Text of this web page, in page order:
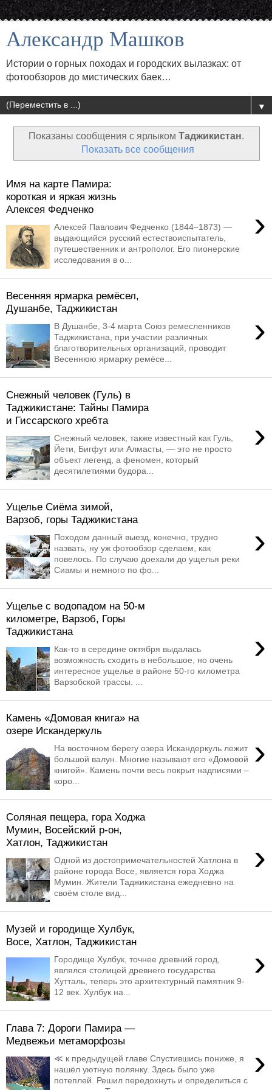
Александр Машков
Истории о горных походах и городских вылазках: от
фотообзоров до мистических баек…
▼
Показаны сообщения с ярлыком Таджикистан.
Показать все сообщения
Имя на карте Памира:
короткая и яркая жизнь
Алексея Федченко
›
Алексей Павлович Федченко (1844–1873) —
выдающийся русский естествоиспытатель,
путешественник и антрополог. Его пионерские
исследования в о...
Весенняя ярмарка ремёсел,
Душанбе, Таджикистан
›
В Душанбе, 3-4 марта Союз ремесленников
Таджикистана, при участии различных
благотворительных организаций, проводит
Весеннюю ярмарку ремёсе...
Снежный человек (Гуль) в
Таджикистане: Тайны Памира
и Гиссарского хребта
›
Снежный человек, также известный как Гуль,
Йети, Бигфут или Алмасты, — это не просто
объект легенд, а феномен, который
десятилетиями будора...
Ущелье Сиёма зимой,
Варзоб, горы Таджикистана
›
Походом данный выезд, конечно, трудно
назвать, ну уж фотообзор сделаем, как
повелось. По случаю доехали до ущелья реки
Сиамы и немного по фо...
Ущелье с водопадом на 50-м
километре, Варзоб, Горы
Таджикистана
›
Как-то в середине октября выдалась
возможность сходить в небольшое, но очень
интересное ущелье в районе 50-го километра
Варзобской трассы. ...
Камень «Домовая книга» на
озере Искандеркуль
›
На восточном берегу озера Искандеркуль лежит
большой валун. Многие называют его «Домовой
книгой». Камень почти весь покрыт надписями –
коро...
Соляная пещера, гора Ходжа
Мумин, Восейский р-он,
Хатлон, Таджикистан
›
Одной из достопримечательностей Хатлона в
районе города Восе, является гора Ходжа
Мумин. Жители Таджикистана ежедневно на
своём столе вид...
Музей и городище Хулбук,
Восе, Хатлон, Таджикистан
›
Городище Хулбук, точнее древний город,
являлся столицей древнего государства
Хутталь, теперь это архитектурный памятник 9-
12 век. Хулбук на...
Глава 7: Дороги Памира —
Медвежьи метаморфозы
›
≪ к предыдущей главе Спустившись пониже, я
нашёл уютную полянку. Здесь было уже
потеплей. Решил передохнуть и определиться с